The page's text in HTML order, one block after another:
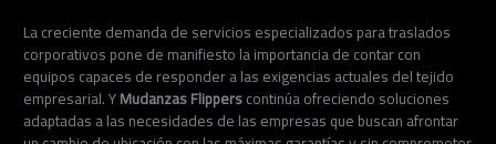
La creciente demanda de servicios especializados para traslados
corporativos pone de manifiesto la importancia de contar con
equipos capaces de responder a las exigencias actuales del tejido
empresarial. YMudanzas Flipperscontinúa ofreciendo soluciones
adaptadas a las necesidades de las empresas que buscan afrontar